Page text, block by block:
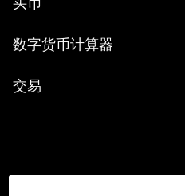
数字货币计算器
交易